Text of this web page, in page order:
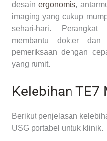
desain ergonomis,
imaging yang cukup
sehari-hari.
membantu dokter dan
pemeriksaan dengan
yang rumit.
Kelebihan TE7
Berikut penjelasan
USG portabel untuk klinik.